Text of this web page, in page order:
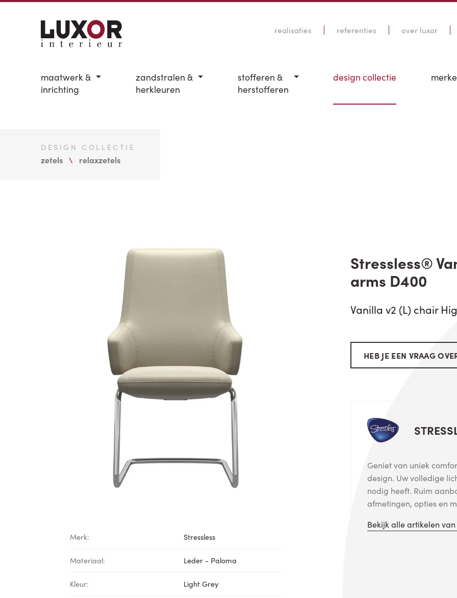
realisaties referenties over luxor
maatwerk &
inrichting
zandstralen &
herkleuren
stofferen &
herstofferen
design collectie
DESIGN COLLECTIE
zetels relaxzetels
Merk: Stressless
Materiaal: Leder - Paloma
Kleur: Light Grey
Stressless®
arms D400
Vanilla v2 (L) chair
HEB JE EEN VRAAG
Geniet van uniek
design. Uw volledige
nodig heeft. Ruim
afmetingen, opties en
Bekijk alle artikelen van